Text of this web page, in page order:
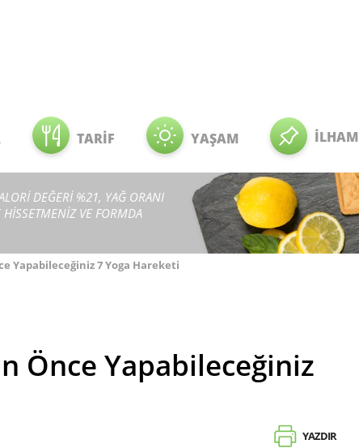
TARİF YAŞAM İLHAM
DEĞERİ %21, YAĞ ORANI
VE FORMDA
Yapabileceğiniz 7 Yoga Hareketi
Önce Yapabileceğiniz
YAZDIR